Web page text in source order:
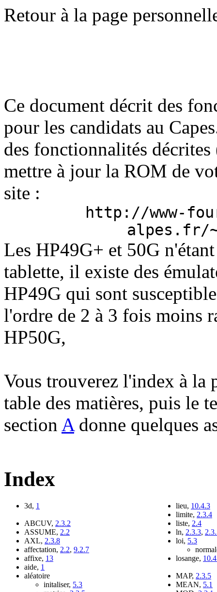
Retour à la page
Ce document décrit des
pour les candidats au
des fonctionnalités
mettre à jour la ROM de
site :
http://www-
alpes.fr/
Les HP49G+ et 50G
tablette, il existe des
HP49G qui sont
l'ordre de 2 à 3 fois moins
HP50G,
Vous trouverez l'index à la
table des matières, puis le
section Adonne quelques
Index
3d, 1
ABCUV, 2.3.2
ASSUME, 2.2
AXL, 2.3.8
affectation, 2.2, 9.2.7
affixe, 13
aide, 1
aléatoire
initaliser, 5.3
lieu, 10.4.3
limite, 2.3.4
liste, 2.4
ln, 2.3.3,
loi, 5.3
losange,
MAP, 2.3.5
MEAN, 5.1